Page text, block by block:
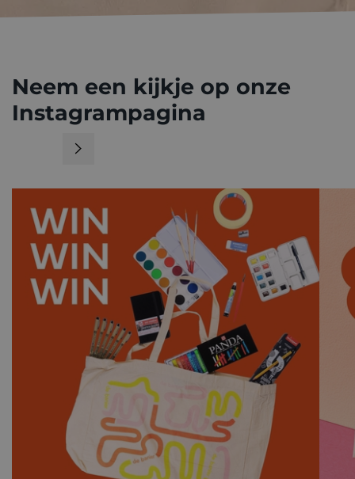
Neem een kijkje op onze
Instagrampagina